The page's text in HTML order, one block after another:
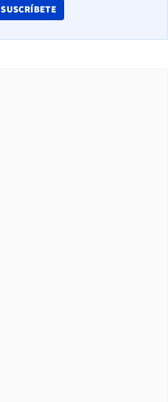
SUSCRÍBETE
OPENS IN NEW WINDOW